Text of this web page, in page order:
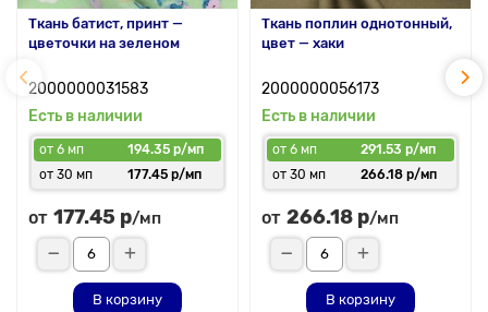
Ткань батист, принт —
цветочки на зеленом
2000000031583
Есть в наличии
от 6 мп
194.35 р/мп
от 30 мп
177.45 р/мп
от 177.45 р/мп
В корзину
Ткань поплин однотонный,
цвет — хаки
2000000056173
Есть в наличии
от 6 мп
291.53 р/мп
от 30 мп
266.18 р/мп
от 266.18 р/мп
В корзину